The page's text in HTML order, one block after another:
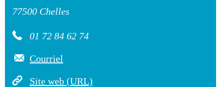
77500 Chelles
01 72 84 62 74
Courriel
Site web (URL)